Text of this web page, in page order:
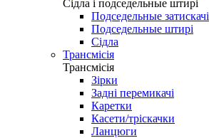
Сідла і подседельные штирі
Подседельные затискачі
Подседельные штирі
Сідла
Трансмісія
Трансмісія
Зірки
Задні перемикачі
Каретки
Касети/тріскачки
Ланцюги